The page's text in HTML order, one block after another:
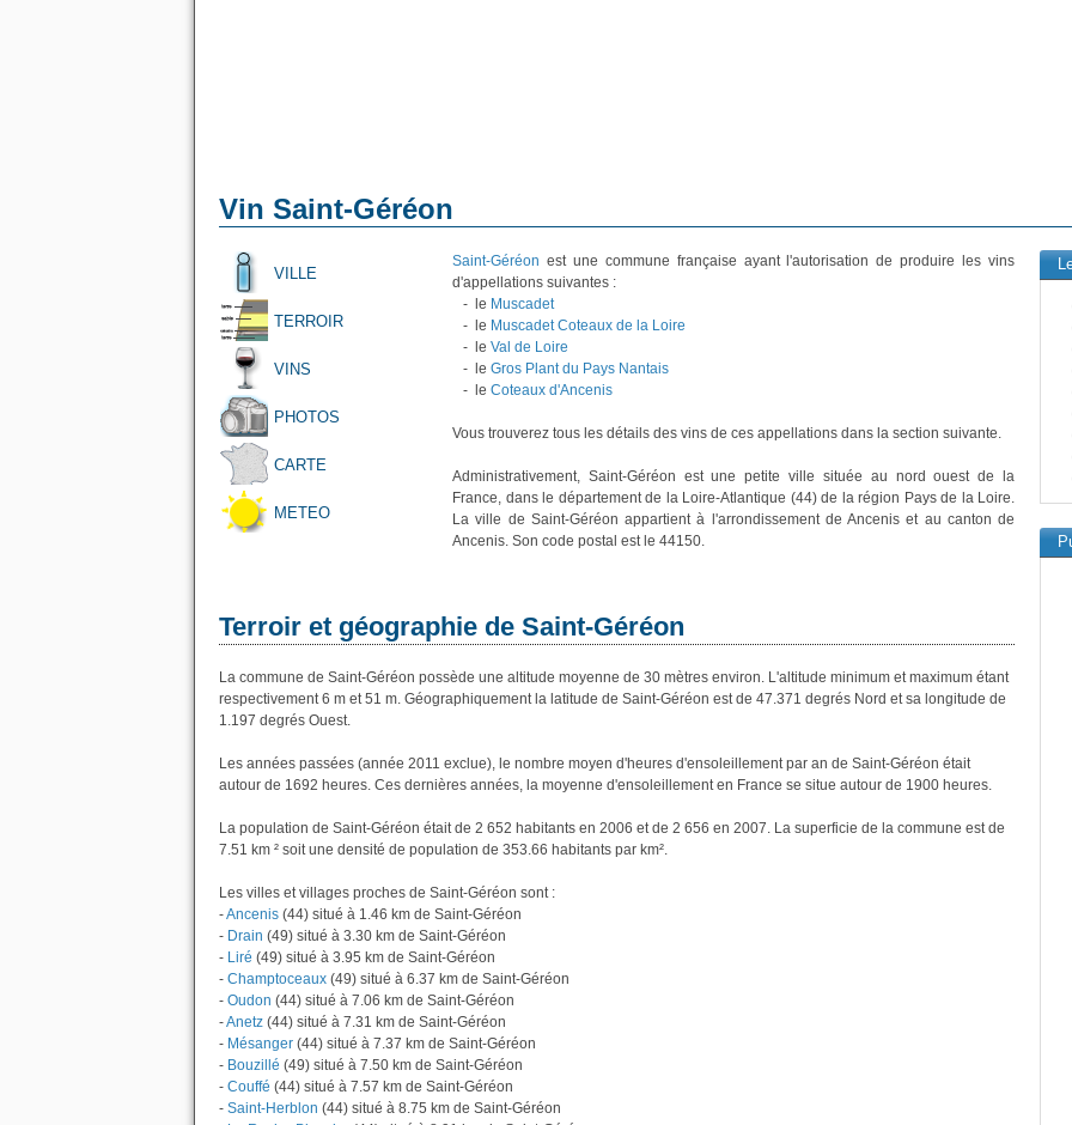
Vin Saint-Géréon
VILLE
TERROIR
VINS
PHOTOS
CARTE
METEO
Saint-Géréon est une commune française ayant l'autorisation de produire les vins
d'appellations suivantes :
- le Muscadet
- le Muscadet Coteaux de la Loire
- le Val de Loire
- le Gros Plant du Pays Nantais
- le Coteaux d'Ancenis
Vous trouverez tous les détails des vins de ces appellations dans la section suivante.
Administrativement, Saint-Géréon est une petite ville située au nord ouest de la
France, dans le département de la Loire-Atlantique (44) de la région Pays de la Loire.
La ville de Saint-Géréon appartient à l'arrondissement de Ancenis et au canton de
Ancenis. Son code postal est le 44150.
Terroir et géographie de Saint-Géréon
La commune de Saint-Géréon possède une altitude moyenne de 30 mètres environ. L'altitude minimum et maximum étant
respectivement 6 m et 51 m. Géographiquement la latitude de Saint-Géréon est de 47.371 degrés Nord et sa longitude de
1.197 degrés Ouest.
Les années passées (année 2011 exclue), le nombre moyen d'heures d'ensoleillement par an de Saint-Géréon était
autour de 1692 heures. Ces dernières années, la moyenne d'ensoleillement en France se situe autour de 1900 heures.
La population de Saint-Géréon était de 2 652 habitants en 2006 et de 2 656 en 2007. La superficie de la commune est de
7.51 km ² soit une densité de population de 353.66 habitants par km².
Les villes et villages proches de Saint-Géréon sont :
-Ancenis (44) situé à 1.46 km de Saint-Géréon
- Drain (49) situé à 3.30 km de Saint-Géréon
- Liré (49) situé à 3.95 km de Saint-Géréon
- Champtoceaux (49) situé à 6.37 km de Saint-Géréon
- Oudon (44) situé à 7.06 km de Saint-Géréon
-Anetz (44) situé à 7.31 km de Saint-Géréon
- Mésanger (44) situé à 7.37 km de Saint-Géréon
- Bouzillé (49) situé à 7.50 km de Saint-Géréon
- Couffé (44) situé à 7.57 km de Saint-Géréon
- Saint-Herblon (44) situé à 8.75 km de Saint-Géréon